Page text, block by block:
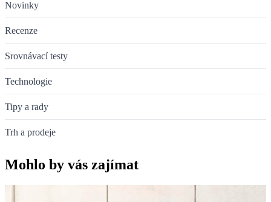
Novinky
Recenze
Srovnávací testy
Technologie
Tipy a rady
Trh a prodeje
Mohlo by vás zajímat